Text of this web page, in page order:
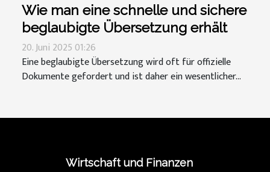
Wie man eine schnelle und sichere
beglaubigte Übersetzung erhält
20. Juni 2025 01:26
Eine beglaubigte Übersetzung wird oft für offizielle
Dokumente gefordert und ist daher ein wesentlicher...
Wirtschaft und Finanzen